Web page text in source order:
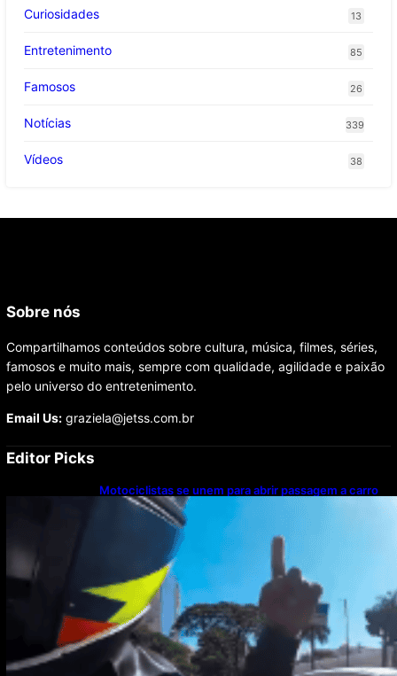
Curiosidades
13
Entretenimento 85
Famosos 26
Notícias 339
Vídeos 38
Sobre nós
Compartilhamos conteúdos sobre cultura, música, filmes, séries,
famosos e muito mais, sempre com qualidade, agilidade e paixão
pelo universo do entretenimento.
Email Us: graziela@jetss.com.br
Editor Picks
Motociclistas se unem para abrir passagem a carro
com paciente em parada cardíaca